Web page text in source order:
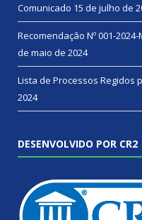
Comunicado 15 de julho de
Recomendação Nº 001-2024-
de maio de 2024
Lista de Processos Regidos
2024
DESENVOLVIDO POR CR2